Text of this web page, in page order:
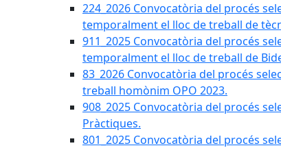
224_2026 Convocatòria del procés
temporalment el lloc de treball de
911_2025 Convocatòria del procés
temporalment el lloc de treball de
83_2026 Convocatòria del procés
treball homònim OPO 2023.
908_2025 Convocatòria del procés
Pràctiques.
801_2025 Convocatòria del procés